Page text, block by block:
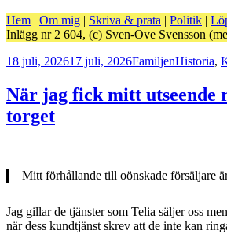
Hem | Om mig | Skriva & prata | Politik |
Inlägg nr 2 604, (c) Sven-Ove Svensson
Postat
18 juli, 202617 juli, 2026Kategorier
FamiljenTaggar
Historia,
När jag fick mitt utseende
torget
Mitt förhållande till oönskade försäljare
Jag gillar de tjänster som Telia säljer oss
när dess kundtjänst skrev att de inte kan